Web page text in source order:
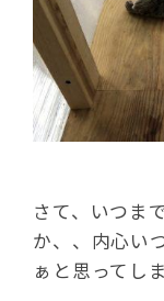
さて、いつま
か、、内心い
ぁと思ってし